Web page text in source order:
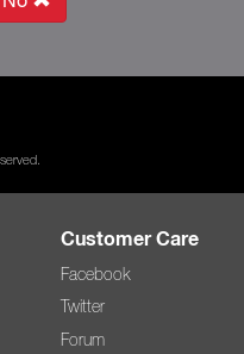
Customer Care
Facebook
Twitter
Forum